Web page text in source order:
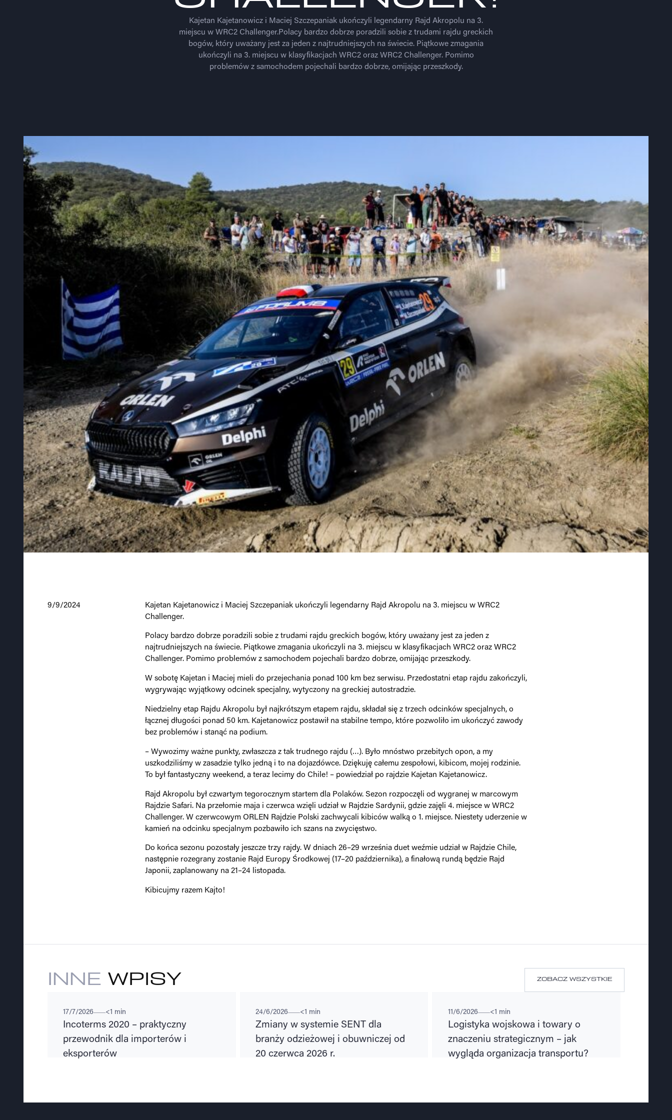
Kajetan Kajetanowicz i Maciej Szczepaniak ukończyli legendarny Rajd Akropolu na 3.
miejscu w WRC2 Challenger.Polacy bardzo dobrze poradzili sobie z trudami rajdu greckich
bogów, który uważany jest za jeden z najtrudniejszych na świecie. Piątkowe zmagania
ukończyli na 3. miejscu w klasyfikacjach WRC2 oraz WRC2 Challenger. Pomimo
problemów z samochodem pojechali bardzo dobrze, omijając przeszkody.
9/9/2024
Kajetan Kajetanowicz i Maciej Szczepaniak ukończyli legendarny Rajd Akropolu na 3. miejscu w WRC2
Challenger.
Polacy bardzo dobrze poradzili sobie z trudami rajdu greckich bogów, który uważany jest za jeden z
najtrudniejszych na świecie. Piątkowe zmagania ukończyli na 3. miejscu w klasyfikacjach WRC2 oraz WRC2
Challenger. Pomimo problemów z samochodem pojechali bardzo dobrze, omijając przeszkody.
W sobotę Kajetan i Maciej mieli do przejechania ponad 100 km bez serwisu. Przedostatni etap rajdu zakończyli,
wygrywając wyjątkowy odcinek specjalny, wytyczony na greckiej autostradzie.
Niedzielny etap Rajdu Akropolu był najkrótszym etapem rajdu, składał się z trzech odcinków specjalnych, o
łącznej długości ponad 50 km. Kajetanowicz postawił na stabilne tempo, które pozwoliło im ukończyć zawody
bez problemów i stanąć na podium.
– Wywozimy ważne punkty, zwłaszcza z tak trudnego rajdu (…). Było mnóstwo przebitych opon, a my
uszkodziliśmy w zasadzie tylko jedną i to na dojazdówce. Dziękuję całemu zespołowi, kibicom, mojej rodzinie.
To był fantastyczny weekend, a teraz lecimy do Chile! – powiedział po rajdzie Kajetan Kajetanowicz.
Rajd Akropolu był czwartym tegorocznym startem dla Polaków. Sezon rozpoczęli od wygranej w marcowym
Rajdzie Safari. Na przełomie maja i czerwca wzięli udział w Rajdzie Sardynii, gdzie zajęli 4. miejsce w WRC2
Challenger. W czerwcowym ORLEN Rajdzie Polski zachwycali kibiców walką o 1. miejsce. Niestety uderzenie w
kamień na odcinku specjalnym pozbawiło ich szans na zwycięstwo.
Do końca sezonu pozostały jeszcze trzy rajdy. W dniach 26–29 września duet weźmie udział w Rajdzie Chile,
następnie rozegrany zostanie Rajd Europy Środkowej (17–20 października), a finałową rundą będzie Rajd
Japonii, zaplanowany na 21–24 listopada.
Kibicujmy razem Kajto!
INNE WPISY
ZOBACZ WSZYSTKIE
17/7/2026 <1 min
Incoterms 2020 – praktyczny
przewodnik dla importerów i
eksporterów
24/6/2026 <1 min
Zmiany w systemie SENT dla
branży odzieżowej i obuwniczej od
20 czerwca 2026 r.
11/6/2026 <1 min
Logistyka wojskowa i towary o
znaczeniu strategicznym – jak
wygląda organizacja transportu?